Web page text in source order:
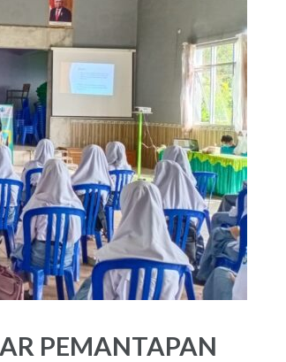
PEMANTAPAN